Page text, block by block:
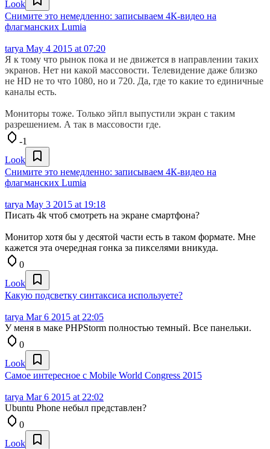
Look
Снимите это немедленно: записываем 4К-видео на
флагманских Lumia
tarya May 4 2015 at 07:20
Я к тому что рынок пока и не движется в направлении таких
экранов. Нет ни какой массовости. Телевидение даже близко
не HD не то что 1080, но и 720. Да, где то какие то единичные
каналы есть.
Мониторы тоже. Только эйпл выпустили экран с таким
разрешением. А так в массовости где.
-1
Look
Снимите это немедленно: записываем 4К-видео на
флагманских Lumia
tarya May 3 2015 at 19:18
Писать 4k чтоб смотреть на экране смартфона?
Монитор хотя бы у десятой части есть в таком формате. Мне
кажется эта очередная гонка за пикселями вникуда.
0
Look
Какую подсветку синтаксиса используете?
tarya Mar 6 2015 at 22:05
У меня в маке PHPStorm полностью темный. Все панельки.
0
Look
Самое интересное с Mobile World Congress 2015
tarya Mar 6 2015 at 22:02
Ubuntu Phone небыл представлен?
0
Look